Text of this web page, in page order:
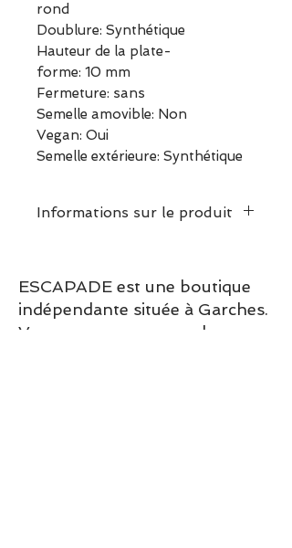
rond
Doublure: Synthétique
Hauteur de la plate-
forme: 10 mm
Fermeture: sans
Semelle amovible: Non
Vegan: Oui
Semelle extérieure: Synthétique
Informations sur le produit
ESCAPADE est une boutique
indépendante située à Garches.
Vous pouvez commander en